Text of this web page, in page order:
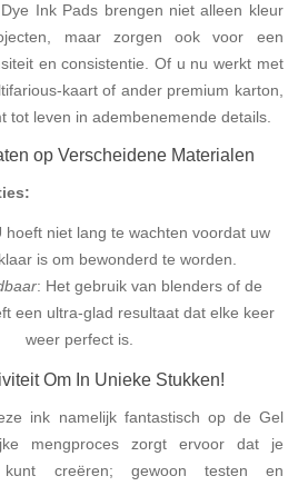
Ink Pads brengen niet alleen kleur
maar zorgen ook voor een
en consistentie. Of u nu werkt met
kaart of ander premium karton,
tot leven in adembenemende details.
op Verscheidene Materialen
hoeft niet lang te wachten voordat uw
is om bewonderd te worden.
: Het gebruik van blenders of de
een ultra-glad resultaat dat elke keer
weer perfect is.
Om In Unieke Stukken!
ink namelijk fantastisch op de Gel
mengproces zorgt ervoor dat je
kunt creëren; gewoon testen en